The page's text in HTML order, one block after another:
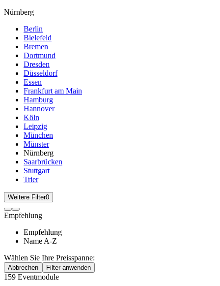
Nürnberg
Berlin
Bielefeld
Bremen
Dortmund
Dresden
Düsseldorf
Essen
Frankfurt am Main
Hamburg
Hannover
Köln
Leipzig
München
Münster
Nürnberg
Saarbrücken
Stuttgart
Trier
Weitere Filter0
Empfehlung
Empfehlung
Name A-Z
Wählen Sie Ihre Preisspanne:
Abbrechen Filter anwenden
159 Eventmodule